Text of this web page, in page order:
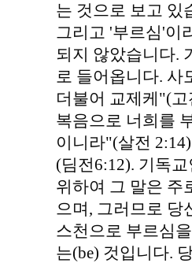
는 것으로 보고 있
그리고 '부르심'이
되지 않았습니다.
로 들어옵니다. 사
더불어 교제케"(
복음으로 너희를
이니라"(살전
(딤전6:12). 기독
위하여 그 말은 주
으며, 그러므로 당
스천으로 부르심
는(be) 것입니다.